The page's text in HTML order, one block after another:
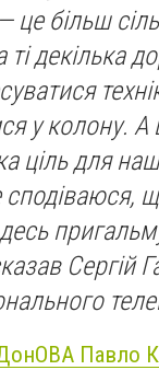
більш
ті декілька
у колону. А
ціль для
Сергій
Павло